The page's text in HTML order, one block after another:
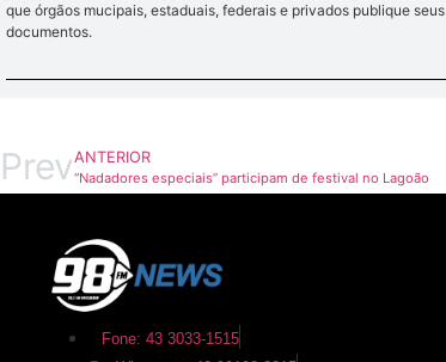
que órgãos mucipais, estaduais, federais e privados publique seus
documentos.
PrevANTERIOR
“Nadadores especiais” participam de festival no Lagoão
Fone: 43 3033-1515